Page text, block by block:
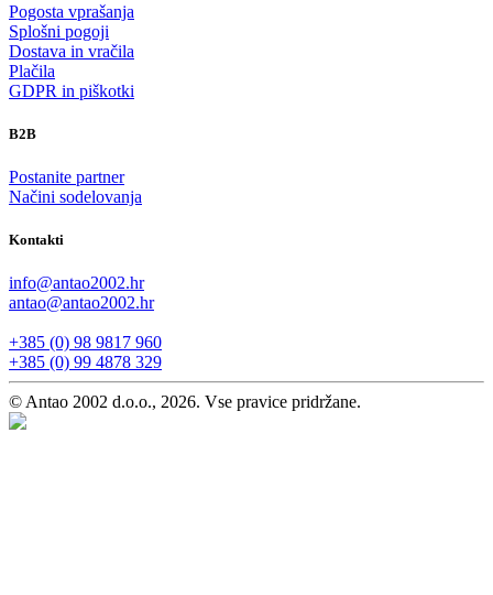
Pogosta vprašanja
Splošni pogoji
Dostava in vračila
Plačila
GDPR in piškotki
B2B
Postanite partner
Načini sodelovanja
Kontakti
info@antao2002.hr
antao@antao2002.hr
+385 (0) 98 9817 960
+385 (0) 99 4878 329
© Antao 2002 d.o.o., 2026. Vse pravice pridržane.